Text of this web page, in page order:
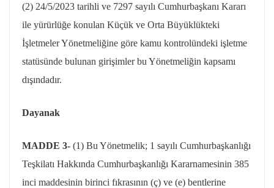
(2) 24/5/2023 tarihli ve 7297 sayılı Cumhurbaşkanı Kararı
ile yürürlüğe konulan Küçük ve Orta Büyüklükteki
İşletmeler Yönetmeliğine göre kamu kontrolündeki işletme
statüsünde bulunan girişimler bu Yönetmeliğin kapsamı
dışındadır.
Dayanak
MADDE 3- (1) Bu Yönetmelik; 1 sayılı Cumhurbaşkanlığı
Teşkilatı Hakkında Cumhurbaşkanlığı Kararnamesinin 385
inci maddesinin birinci fıkrasının (ç) ve (e) bentlerine